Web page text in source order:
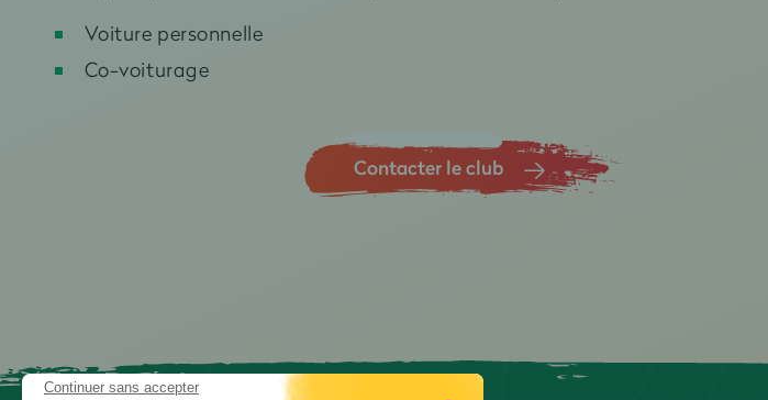
Voiture personnelle
Co-voiturage
Contacter le club
Continuer sans accepter